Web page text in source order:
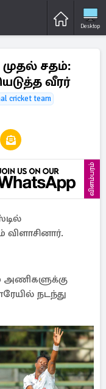
Desktop
சதம்:
வீரர்
cricket team
விளம்பரம்
அணிகளுக்கு
நடந்து